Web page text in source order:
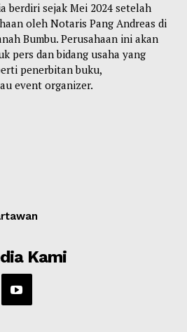
berdiri sejak Mei 2024 setelah
oleh Notaris Pang Andreas di
Bumbu. Perusahaan ini akan
pers dan bidang usaha yang
penerbitan buku,
event organizer.
Kami